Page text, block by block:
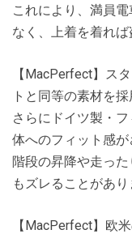
これにより、満員
なく、上着を着れば
【MacPerfect】ス
トと同等の素材を採
さらにドイツ製・
体へのフィット感が
階段の昇降や走っ
もズレることがあり
【MacPerfect】欧